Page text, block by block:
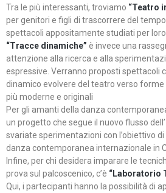
Tra le più interessanti, troviamo “Teatro
per genitori e figli di trascorrere del
spettacoli appositamente studiati per loro.
“Tracce dinamiche” è invece una
attenzione alla ricerca e alla
espressive. Verranno proposti spettacoli
dinamico evolvere del teatro verso
più moderne e originali
Per gli amanti della danza
un progetto che segue il nuovo flusso
svariate sperimentazioni con l’obiettivo
danza contemporanea internazionale in
Infine, per chi desidera imparare le
prova sul palcoscenico, c’è “Laboratorio
Qui, i partecipanti hanno la possibilità di